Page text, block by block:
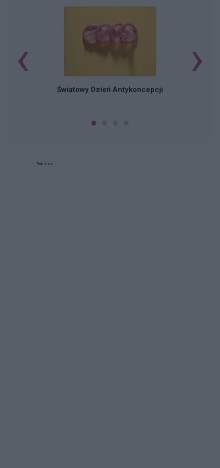
Światowy Dzień Antykoncepcji
‹ ›
Reklama: